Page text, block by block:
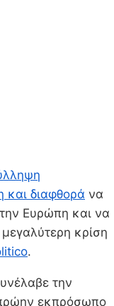
και διαφθορά να
Ευρώπη και να
κρίση
.
την
πρώην εκπρόσωπο